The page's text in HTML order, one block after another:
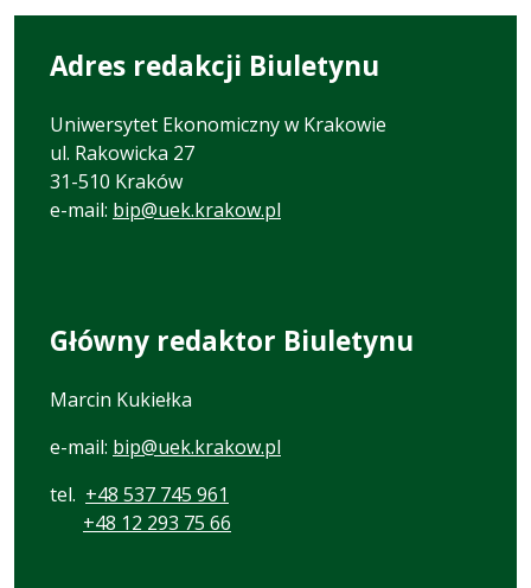
Adres redakcji Biuletynu
Uniwersytet Ekonomiczny w Krakowie
ul. Rakowicka 27
31-510 Kraków
e-mail: bip@uek.krakow.pl
Główny redaktor Biuletynu
Marcin Kukiełka
e-mail: bip@uek.krakow.pl
tel. +48 537 745 961
+48 12 293 75 66